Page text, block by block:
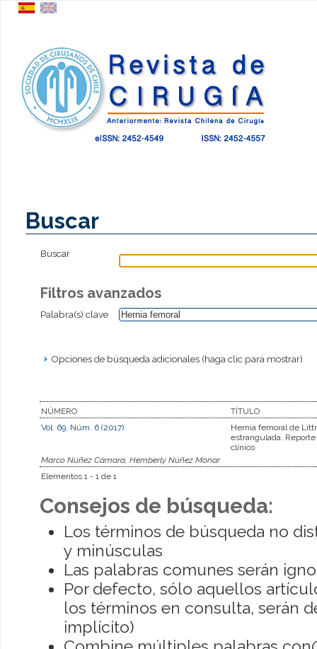
Buscar
Buscar
Filtros avanzados
Palabra(s) clave
Opciones de búsqueda adicionales (haga clic para mostrar)
NÚMERO
TÍTULO
Vol. 69, Núm. 6 (2017)
Hernia femoral de
estrangulada. Reporte
clínico
Marco Núñez Cámara, Hemberly Núñez Monar
Elementos 1 - 1 de 1
Consejos de búsqueda:
Los términos de búsqueda no
y minúsculas
Las palabras comunes serán
Por defecto, sólo aquellos
los términos en consulta, serán
implícito)